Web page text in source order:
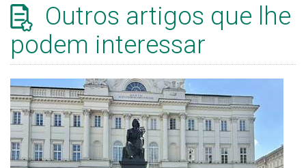
Outros artigos que lhe
podem interessar